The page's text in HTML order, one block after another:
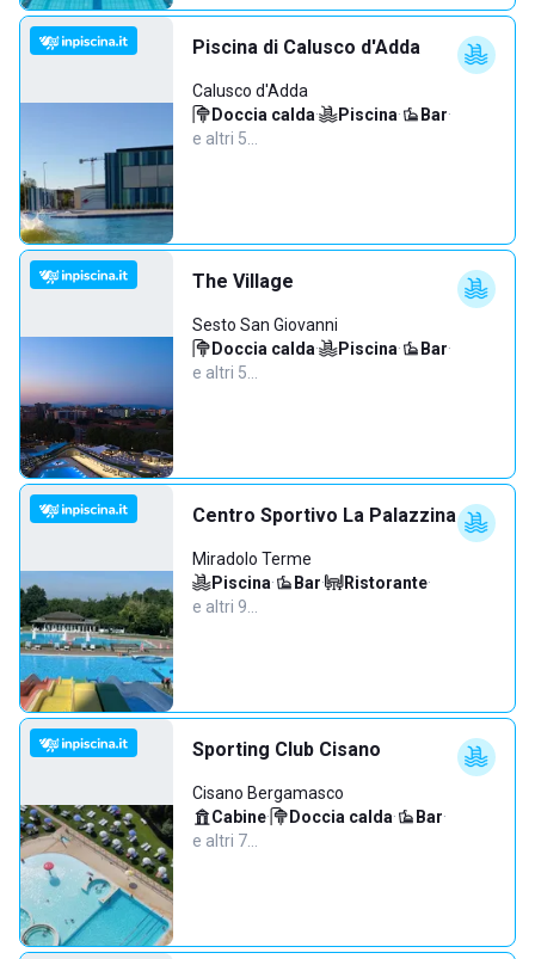
Piscina di Calusco d'Adda
Calusco d'Adda
Doccia calda· Piscina· Bar·
e altri 5…
The Village
Sesto San Giovanni
Doccia calda· Piscina· Bar·
e altri 5…
Centro Sportivo La Palazzina
Miradolo Terme
Piscina· Bar· Ristorante·
e altri 9…
Sporting Club Cisano
Cisano Bergamasco
Cabine· Doccia calda· Bar·
e altri 7…